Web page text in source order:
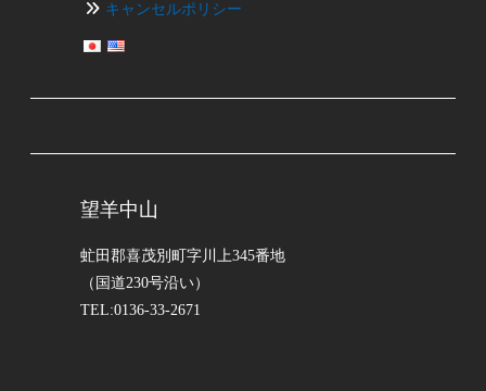
キャンセルポリシー
望羊中山
虻田郡喜茂別町字川上345番地
（国道230号沿い）
TEL:0136-33-2671